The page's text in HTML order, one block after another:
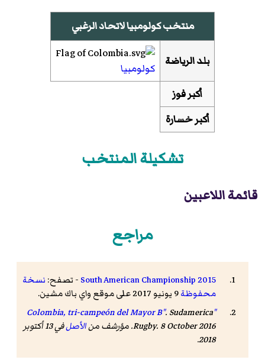
منتخب كولومبيا لاتحاد الرغبي
بلد الرياضة
كولومبيا
أكبر فوز
أكبر خسارة
تشكيلة المنتخب
قائمة اللاعبين
مراجع
2015 South American Championship - تصفح: نسخة
محفوظة
"Colombia, tri-campeón del Mayor B"
. Sudamerica
Rugby. 8 October 2016. مؤرشف من الأصل
في 13 أكتوبر
2018
.